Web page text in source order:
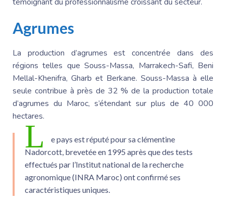
Agrumes
La production d’agrumes est concentrée dans des
régions telles que Souss-Massa, Marrakech-Safi, Beni
Mellal-Khenifra, Gharb et Berkane. Souss-Massa à elle
seule contribue à près de 32 % de la production totale
d’agrumes du Maroc, s’étendant sur plus de 40 000
hectares.
L
e pays est réputé pour sa clémentine
Nadorcott, brevetée en 1995 après que des tests
effectués par l’Institut national de la recherche
agronomique (INRA Maroc) ont confirmé ses
caractéristiques uniques.